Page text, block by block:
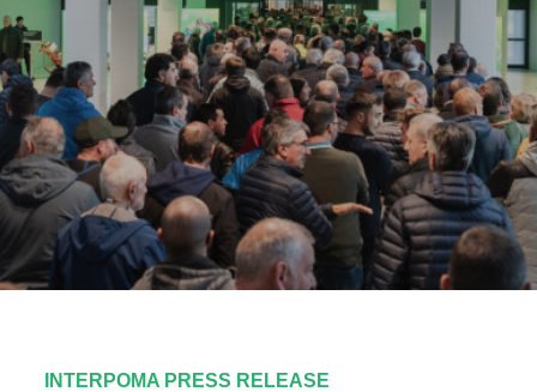
INTERPOMA PRESS RELEASE